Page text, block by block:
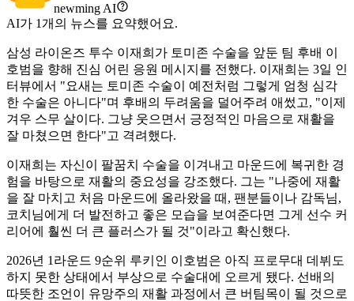
newming AI
AI가 1개의 뉴스를 요약했어요.
삼성 라이온즈 투수 이재희가 토미존 수술을 앞둔 팀 후배 이
호범을 향해 진심 어린 응원 메시지를 전했다. 이재희는 3일 인
터뷰에서 "요새는 토미존 수술이 예전처럼 그렇게 엄청 심각
한 수술은 아니다"며 후배의 두려움을 덜어주려 애썼고, "이제
겨우 스무 살이다. 그냥 웃으면서 긍정적인 마음으로 재활을
잘 마쳤으면 한다"고 격려했다.
이재희는 자신이 팔꿈치 수술을 이겨내고 마운드에 복귀한 경
험을 바탕으로 재활의 중요성을 강조했다. 그는 "나중에 재활
을 잘 마치고 처음 마운드에 올라왔을 때, 팬분들이나 감독님,
코치님에게 더 발전하고 좋은 모습을 보여준다면 그게 선수 커
리어에 훨씬 더 큰 플러스가 될 것"이라고 확신했다.
2026년 1라운드 9순위 루키인 이호범은 아직 프로무대 데뷔도
하지 못한 상태에서 부상으로 수술대에 오르게 됐다. 선배의
따뜻한 조언이 유망주의 재활 과정에서 큰 버팀목이 될 것으로